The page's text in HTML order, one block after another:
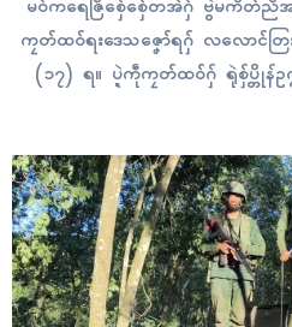
မဝ်ကရေဇြဳစှ်ေစှ်ေတအ်ဂှ် ဗွဲမကိတ်ညဳ
ကၠတ်ထဝ်ရးဒေသဇၞော်ရဂှ် လလောၚ်တြ
(၁၇) ရ။ ပ္ဍဲကဵုကၠတ်ထဝ်ဂှ် ရုဲစှ်ပ္တိုန်ဥ
လဝ်ဒ္တန် သၞောဝ်ဥပဒေမူအပြောံ ဆေ
ဂှ် လလောၚ်တြးကၠုၚ်လဝ်ရ။ ဟိုတ်ဂှ်